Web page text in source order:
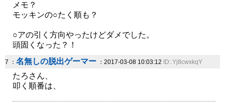
メモ？
モッキンの○たく順も？
○アの引く方向やったけどダメでした。
頭固くなった？！
7 ： 名無しの脱出ゲーマー ：2017-03-08 10:03:12 ID:.Yj8cwxkqY
たろさん、
叩く順番は、